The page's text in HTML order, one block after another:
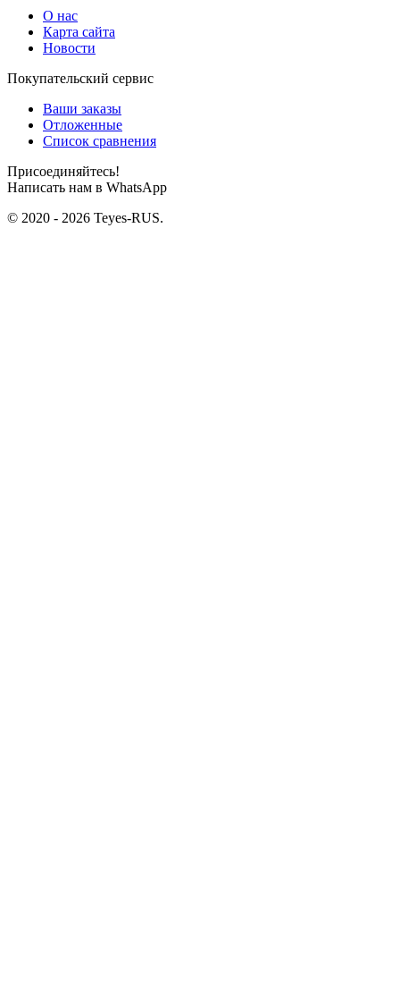
О нас
Карта сайта
Новости
Покупательский сервис
Ваши заказы
Отложенные
Список сравнения
Присоединяйтесь!
Написать нам в WhatsApp
© 2020 - 2026 Teyes-RUS.